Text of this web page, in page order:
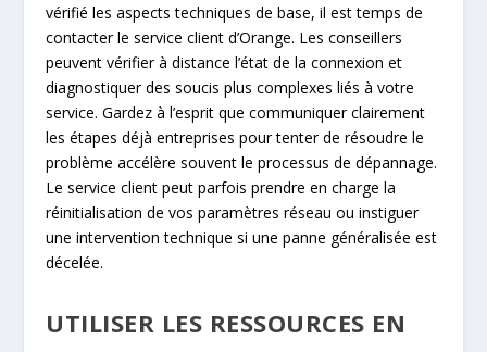
vérifié les aspects techniques de base, il est temps de
contacter le service client d’Orange. Les conseillers
peuvent vérifier à distance l’état de la connexion et
diagnostiquer des soucis plus complexes liés à votre
service. Gardez à l’esprit que communiquer clairement
les étapes déjà entreprises pour tenter de résoudre le
problème accélère souvent le processus de dépannage.
Le service client peut parfois prendre en charge la
réinitialisation de vos paramètres réseau ou instiguer
une intervention technique si une panne généralisée est
décelée.
UTILISER LES RESSOURCES EN